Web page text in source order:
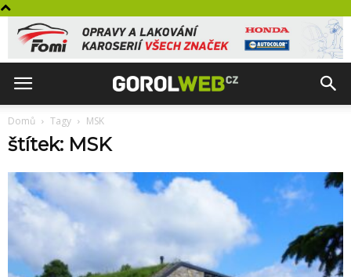
Domů Tagy MSK
štítek: MSK